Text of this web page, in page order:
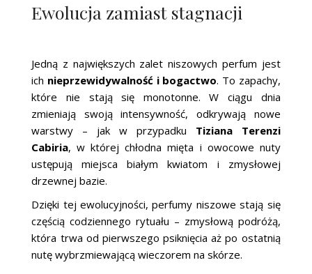
Ewolucja zamiast stagnacji
Jedną z największych zalet niszowych perfum jest
ich nieprzewidywalność i bogactwo. To zapachy,
które nie stają się monotonne. W ciągu dnia
zmieniają swoją intensywność, odkrywają nowe
warstwy – jak w przypadku Tiziana Terenzi
Cabiria, w której chłodna mięta i owocowe nuty
ustępują miejsca białym kwiatom i zmysłowej
drzewnej bazie.
Dzięki tej ewolucyjności, perfumy niszowe stają się
częścią codziennego rytuału – zmysłową podróżą,
która trwa od pierwszego psiknięcia aż po ostatnią
nutę wybrzmiewającą wieczorem na skórze.